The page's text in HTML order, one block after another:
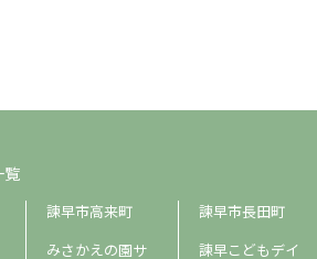
覧
諫早市高来町
みさかえの園サ
諫早市長田町
諫早こどもデイ